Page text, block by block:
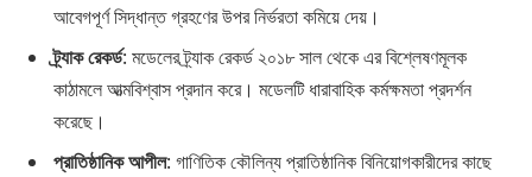
আবেগপূর্ণ সিদ্ধান্ত গ্রহণের উপর নির্ভরতা কমিয়ে দেয়।
ট্র্যাক রেকর্ড: মডেলের ট্র্যাক রেকর্ড ২০১৮ সাল থেকে এর বিশ্লেষণমূলক
কাঠামলে আত্মবিশ্বাস প্রদান করে। মডেলটি ধারাবাহিক কর্মক্ষমতা প্রদর্শন
করেছে।
প্রাতিষ্ঠানিক আপীল: গাণিতিক কৌলিন্য প্রাতিষ্ঠানিক বিনিয়োগকারীদের কাছে